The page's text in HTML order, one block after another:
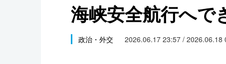
国際海峡安全航行へで
政治・外交 2026.06.17 23:57 / 2026.06.18